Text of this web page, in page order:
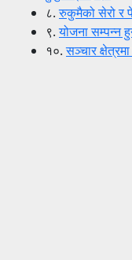
८.रुकुमैको सेरो र
९.योजना सम्पन्न
१०.सञ्चार